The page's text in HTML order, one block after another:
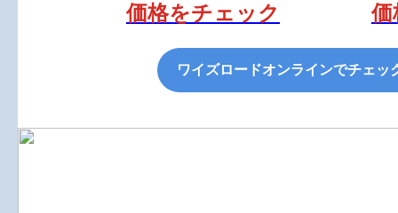
価格をチェック 価
ワイズロードオンラインでチェッ